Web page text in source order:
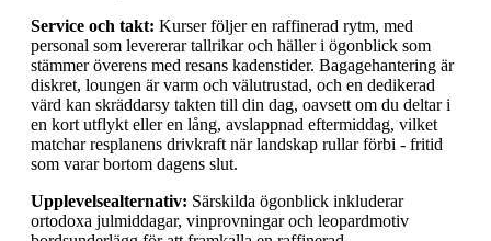
Service och takt: Kurser följer en raffinerad rytm, med
personal som levererar tallrikar och häller i ögonblick som
stämmer överens med resans kadenstider. Bagagehantering är
diskret, loungen är varm och välutrustad, och en dedikerad
värd kan skräddarsy takten till din dag, oavsett om du deltar i
en kort utflykt eller en lång, avslappnad eftermiddag, vilket
matchar resplanens drivkraft när landskap rullar förbi - fritid
som varar bortom dagens slut.
Upplevelsealternativ: Särskilda ögonblick inkluderar
ortodoxa julmiddagar, vinprovningar och leopardmotiv